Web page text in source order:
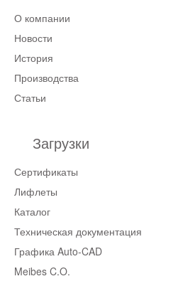
О компании
Новости
История
Производства
Статьи
Загрузки
Сертификаты
Лифлеты
Каталог
Техническая документация
Графика Auto-CAD
Meibes C.O.